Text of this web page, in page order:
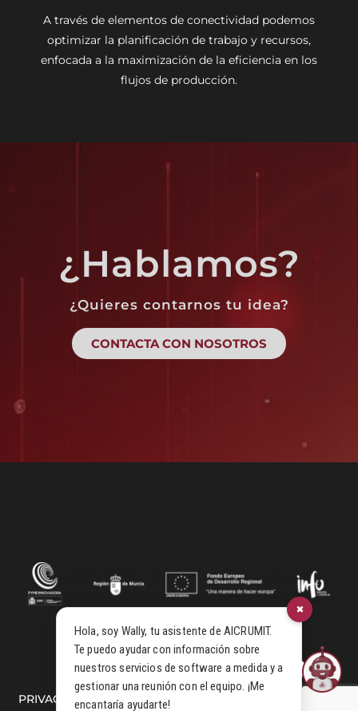
A través de elementos de conectividad podemos
optimizar la planificación de trabajo y recursos,
enfocada a la maximización de la eficiencia en los
flujos de producción.
¿Hablamos?
¿Quieres contarnos tu idea?
CONTACTA CON NOSOTROS
PRIVACIDAD COOKIES
×
Hola, soy Wally, tu asistente de AICRUMIT.
Te puedo ayudar con información sobre
nuestros servicios de software a medida y a
gestionar una reunión con el equipo. ¡Me
encantaría ayudarte!